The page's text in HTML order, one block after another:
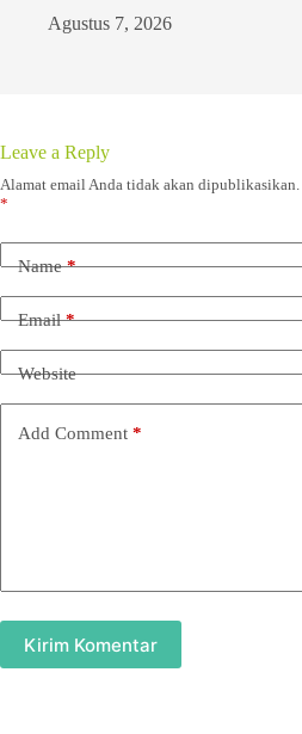
Agustus 7, 2026
Leave a Reply
Alamat email Anda tidak akan dipublikasikan.
*
Name*
Email*
Website
Add Comment *
Kirim Komentar